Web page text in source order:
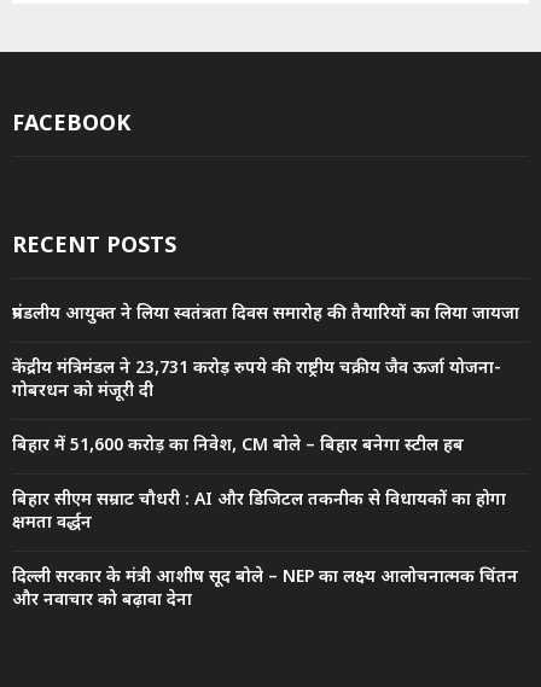
FACEBOOK
RECENT POSTS
प्रमंडलीय आयुक्त ने लिया स्वतंत्रता दिवस समारोह की तैयारियों का लिया जायजा
केंद्रीय मंत्रिमंडल ने 23,731 करोड़ रुपये की राष्ट्रीय चक्रीय जैव ऊर्जा योजना-
गोबरधन को मंजूरी दी
बिहार में 51,600 करोड़ का निवेश, CM बोले – बिहार बनेगा स्टील हब
बिहार सीएम सम्राट चौधरी : AI और डिजिटल तकनीक से विधायकों का होगा
क्षमता वर्द्धन
दिल्ली सरकार के मंत्री आशीष सूद बोले – NEP का लक्ष्य आलोचनात्मक चिंतन
और नवाचार को बढ़ावा देना